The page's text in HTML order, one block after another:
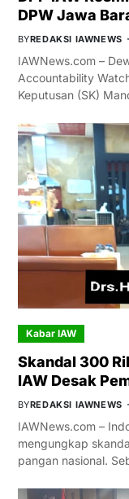
DPW Jawa
BYREDAKSI IAWNEWS
IAWNews.com –
Accountability
Keputusan (SK)
Kabar IAW
Skandal 300
IAW Desak
BYREDAKSI IAWNEWS
IAWNews.com –
mengungkap
pangan nasional.